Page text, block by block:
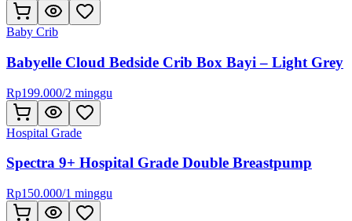
Baby Crib
Babyelle Cloud Bedside Crib Box Bayi – Light Grey
Rp199.000/2 minggu
Hospital Grade
Spectra 9+ Hospital Grade Double Breastpump
Rp150.000/1 minggu